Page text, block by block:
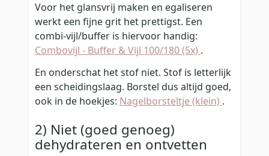
Voor het glansvrij maken en egaliseren
werkt een fijne grit het prettigst. Een
combi-vijl/buffer is hiervoor handig:
Combovijl - Buffer & Vijl 100/180 (5x) .
En onderschat het stof niet. Stof is letterlijk
een scheidingslaag. Borstel dus altijd goed,
ook in de hoekjes: Nagelborsteltje (klein) .
2) Niet (goed genoeg)
dehydrateren en ontvetten